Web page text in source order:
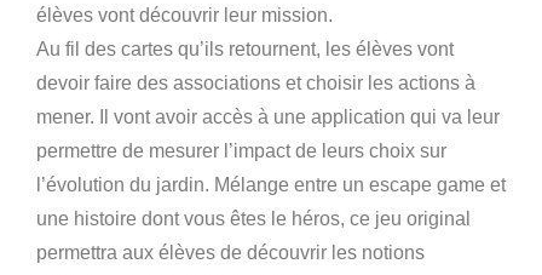
élèves vont découvrir leur mission.
Au fil des cartes qu’ils retournent, les élèves vont
devoir faire des associations et choisir les actions à
mener. Il vont avoir accès à une application qui va leur
permettre de mesurer l’impact de leurs choix sur
l’évolution du jardin. Mélange entre un escape game et
une histoire dont vous êtes le héros, ce jeu original
permettra aux élèves de découvrir les notions